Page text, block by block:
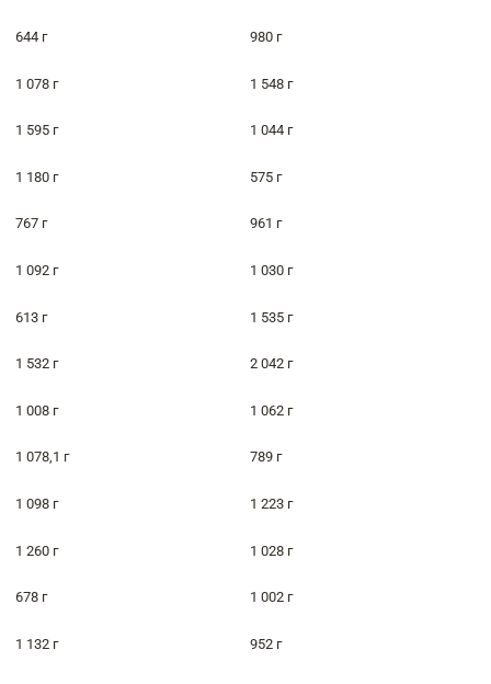
644 г 980 г
1 078 г 1 548 г
1 595 г 1 044 г
1 180 г 575 г
767 г 961 г
1 092 г 1 030 г
613 г 1 535 г
1 532 г 2 042 г
1 008 г 1 062 г
1 078,1 г 789 г
1 098 г 1 223 г
1 260 г 1 028 г
678 г 1 002 г
1 132 г 952 г